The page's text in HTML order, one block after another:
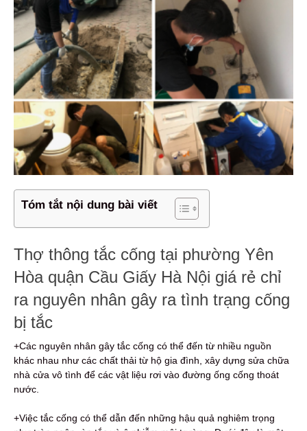
Tóm tắt nội dung bài viết
Thợ thông tắc cống tại phường Yên
Hòa quận Cầu Giấy Hà Nội giá rẻ chỉ
ra nguyên nhân gây ra tình trạng cống
bị tắc
+Các nguyên nhân gây tắc cống có thể đến từ nhiều nguồn
khác nhau như các chất thải từ hộ gia đình, xây dựng sửa chữa
nhà cửa vô tình để các vật liệu rơi vào đường ống cống thoát
nước.
+Việc tắc cống có thể dẫn đến những hậu quả nghiêm trọng